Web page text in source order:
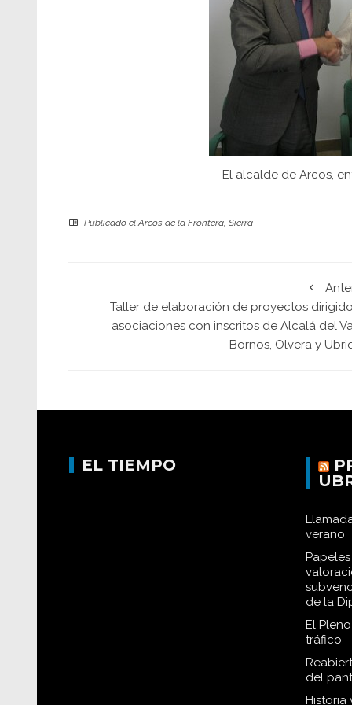
El alcalde de Arcos,
Publicado elArcos de la Frontera, Sierra
Taller de elaboración de proyectos
asociaciones con inscritos de Alcalá del
Bornos, Olvera y
EL TIEMPO
verano
de la
El
tráfico
del